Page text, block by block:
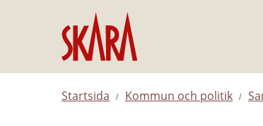
Hoppa till innehåll
Startsida Kommun och politik